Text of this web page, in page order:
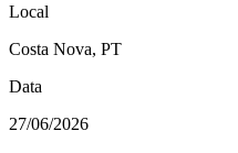
Local
Costa Nova, PT
Data
27/06/2026